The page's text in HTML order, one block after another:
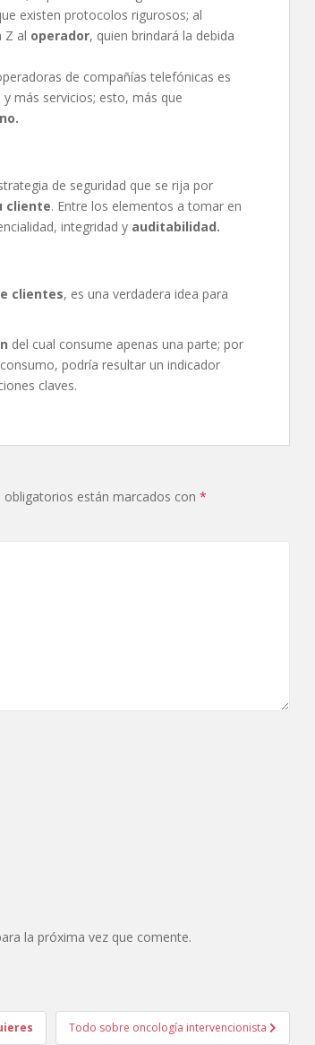
existen protocolos rigurosos; al
Z al operador, quien brindará la debida
de compañías telefónicas es
más servicios; esto, más que
de seguridad que se rija por
cliente. Entre los elementos a tomar en
integridad y auditabilidad.
clientes, es una verdadera idea para
del cual consume apenas una parte; por
podría resultar un indicador
claves.
obligatorios están marcados con *
la próxima vez que comente.
Todo sobre oncología intervencionista